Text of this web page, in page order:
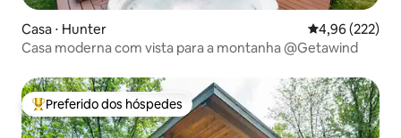
Casa ⋅ Hunter 4,96 de uma
4,96 (222)
Casa moderna com vista para a montanha @Getawind
Entre os melhores preferidos dos hóspedes
Preferido dos hóspedes